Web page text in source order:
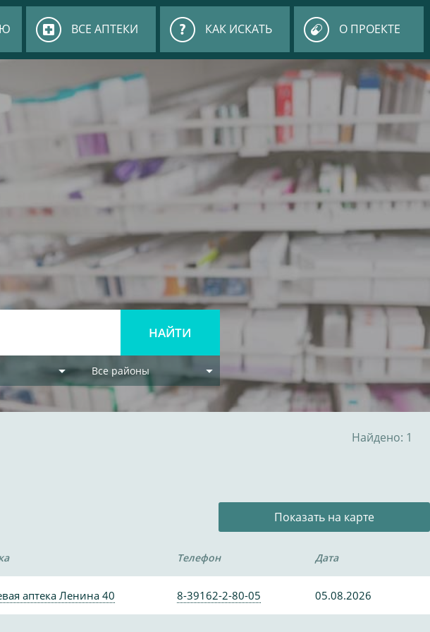
ВСЕ АПТЕКИ КАК ИСКАТЬ О ПРОЕКТЕ
Все районы
Найдено: 1
Показать на карте
Телефон Дата
аптека Ленина 40 8-39162-2-80-05 05.08.2026